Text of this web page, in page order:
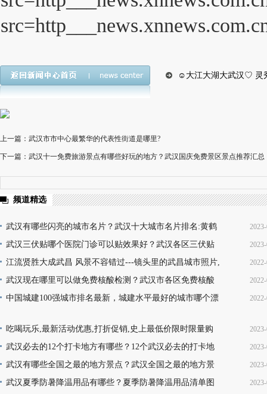
☺大江大湖大武汉♡ 灵
上一篇：武汉市市中心最繁华的代表性街道是哪里?
下一篇：武汉十一免费旅游景点有哪些好玩的地方？武汉国庆免费景区景点推荐汇总
频道精选
武汉有哪些闪亮的城市名片？武汉十大城市名片排名:黄鹤
楼热干面无人不知无人不晓
武汉三伏贴哪个医院门诊可以贴效果好？武汉各区三伏贴
医院门诊名单地址(就诊时间+门诊地点+价格查询+预
江流贤胜大成武昌 风景不容错过---镜头里的武昌城市照片,
韵味十足又充满活力
武汉现在哪里可以做免费核酸检测？武汉市各区免费核酸
检测地点位置咨询电话及时间(部分24小时检测)
中国城建100强城市排名最新，城建水平最好的城市哪个漂
吃喝玩乐,最新活动优惠,打折促销,史上最低价限时限量购
买,天天更新,超省钱,快来抢购!
武汉必去的12个打卡地方有哪些？12个武汉必去的打卡地
地址推荐
武汉有哪些全国之最的地方景点？武汉全国之最的地方景
点名称介绍及图片大全欣赏
武汉夏季防暑降温用品有哪些？夏季防暑降温用品清单图